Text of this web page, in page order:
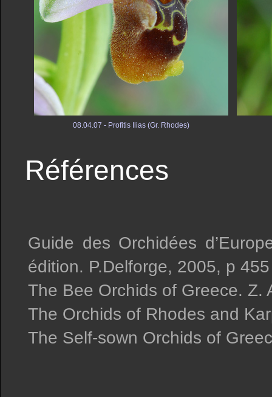
08.04.07 - Profitis Ilias (Gr. Rhodes)
Références
Guide des Orchidées
édition. P.Delforge, 2005, p 455
The Bee Orchids of Greece.
The Orchids of Rhodes and
The Self-sown Orchids of